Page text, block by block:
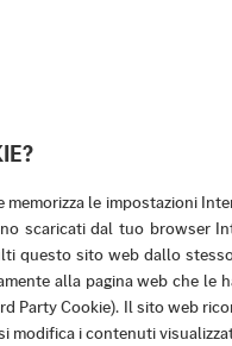
memorizza le impostazioni
scaricati dal tuo browser
questo sito web dallo
alla pagina web che le
Party Cookie). Il sito web
modifica i contenuti